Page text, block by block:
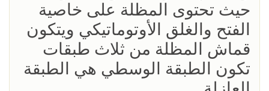
حيث تحتوى المظلة على خاصية
الفتح والغلق الأوتوماتيكي ويتكون
قماش المظلة من ثلاث طبقات
تكون الطبقة الوسطي هي الطبقة